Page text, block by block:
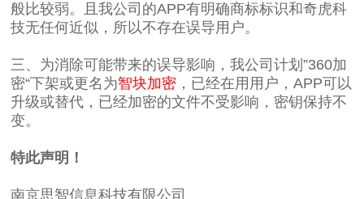
般比较弱。且我公司的APP有明确商标标识和奇虎科
技无任何近似，所以不存在误导用户。
三、为消除可能带来的误导影响，我公司计划”360加
密“下架或更名为智块加密 ，已经在用用户，APP可以
升级或替代，已经加密的文件不受影响，密钥保持不
变。
特此声明！
南京思智信息科技有限公司